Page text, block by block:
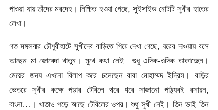
পাওয়া যায় তাঁদের মরদেহ। নিশ্চিত হওয়া গেছে, সুইসাইড নোটটি সুখীর হাতের
লেখা।
গত মঙ্গলবার চৌধুরীহাটে সুখীদের বাড়িতে গিয়ে দেখা গেছে, ঘরের দাওয়ায় বসে
আছেন মা জোবেদা খাতুন। মুখে কথা নেই। শুধু এদিক-ওদিক তাকাচ্ছেন।
মেয়ের জন্য এখনো বিলাপ করে চলেছেন বাবা মোহাম্মদ ইদ্রিস। বাড়ির
ভেতরে সুখীর কক্ষে পড়ার টেবিলে থরে থরে সাজানো পাঠ্যবই রসায়ন,
বাংলা…। খাতাও পড়ে আছে টেবিলের ওপর। শুধু সুখী নেই। তিন ভাই তিন